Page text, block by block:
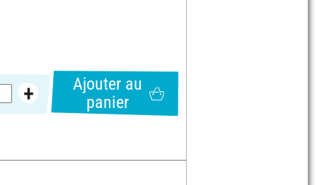
Ajouter au
panier